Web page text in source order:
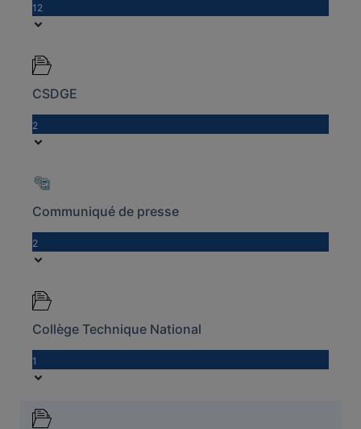
12
CSDGE
2
Communiqué de presse
2
Collège Technique National
1